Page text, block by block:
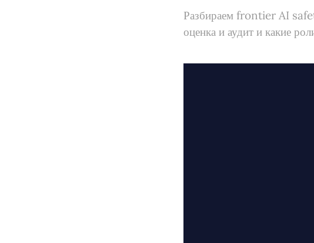
Разбираем frontier AI
оценка и аудит и какие